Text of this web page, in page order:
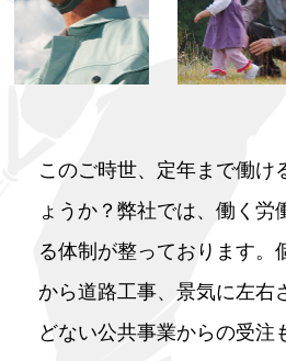
このご時世、定年まで働け
ょうか？弊社では、働く労
る体制が整っております。
から道路工事、景気に左右
どない公共事業からの受注